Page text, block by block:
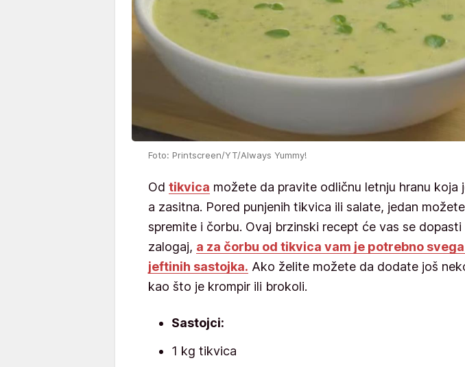
Foto: Printscreen/YT/Always Yummy!
Od tikvica možete da pravite odličnu letnju hranu koja
a zasitna. Pored punjenih tikvica ili salate, jedan
spremite i čorbu. Ovaj brzinski recept će vas se dopasti
zalogaj, a za čorbu od tikvica vam je potrebno
jeftinih sastojka. Ako želite možete da dodate još
kao što je krompir ili brokoli.
Sastojci:
1 kg tikvica